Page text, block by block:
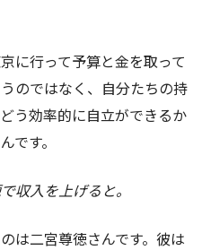
に行って予算と金を取って
のではなく、自分たちの持
う効率的に自立ができるか
です。
収入を上げると。
は二宮尊徳さんです。彼は